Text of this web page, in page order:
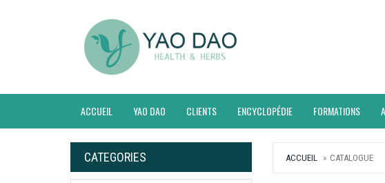
ACCUEIL YAO DAO CLIENTS ENCYCLOPÉDIE FORMATIONS
CATEGORIES ACCUEIL CATALOGUE